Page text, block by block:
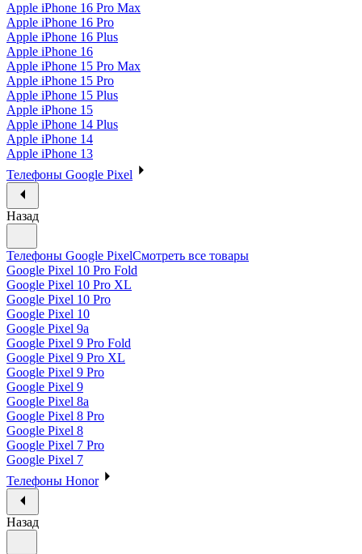
Apple iPhone 16 Pro Max
Apple iPhone 16 Pro
Apple iPhone 16 Plus
Apple iPhone 16
Apple iPhone 15 Pro Max
Apple iPhone 15 Pro
Apple iPhone 15 Plus
Apple iPhone 15
Apple iPhone 14 Plus
Apple iPhone 14
Apple iPhone 13
Телефоны Google Pixel
Назад
Телефоны Google PixelСмотреть все товары
Google Pixel 10 Pro Fold
Google Pixel 10 Pro XL
Google Pixel 10 Pro
Google Pixel 10
Google Pixel 9a
Google Pixel 9 Pro Fold
Google Pixel 9 Pro XL
Google Pixel 9 Pro
Google Pixel 9
Google Pixel 8a
Google Pixel 8 Pro
Google Pixel 8
Google Pixel 7 Pro
Google Pixel 7
Телефоны Honor
Назад